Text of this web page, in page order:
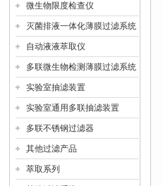
微生物限度检查仪
灭菌排液一体化薄膜过滤系统
自动液液萃取仪
多联微生物检测薄膜过滤系统
实验室抽滤装置
实验室通用多联抽滤装置
多联不锈钢过滤器
其他过滤产品
萃取系列